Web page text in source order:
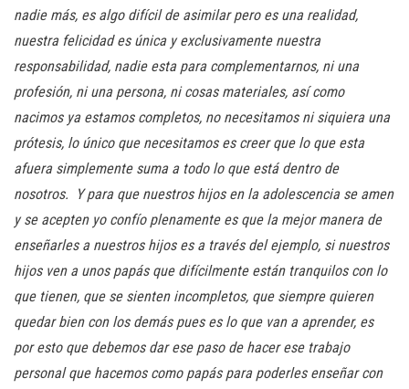
nadie más, es algo difícil de asimilar pero es una realidad,
nuestra felicidad es única y exclusivamente nuestra
responsabilidad, nadie esta para complementarnos, ni una
profesión, ni una persona, ni cosas materiales, así como
nacimos ya estamos completos, no necesitamos ni siquiera una
prótesis, lo único que necesitamos es creer que lo que esta
afuera simplemente suma a todo lo que está dentro de
nosotros. Y para que nuestros hijos en la adolescencia se amen
y se acepten yo confío plenamente es que la mejor manera de
enseñarles a nuestros hijos es a través del ejemplo, si nuestros
hijos ven a unos papás que difícilmente están tranquilos con lo
que tienen, que se sienten incompletos, que siempre quieren
quedar bien con los demás pues es lo que van a aprender, es
por esto que debemos dar ese paso de hacer ese trabajo
personal que hacemos como papás para poderles enseñar con